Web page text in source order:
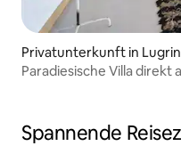
Privatunterkunft in Lugrin
Paradiesische Villa direkt
Spannende